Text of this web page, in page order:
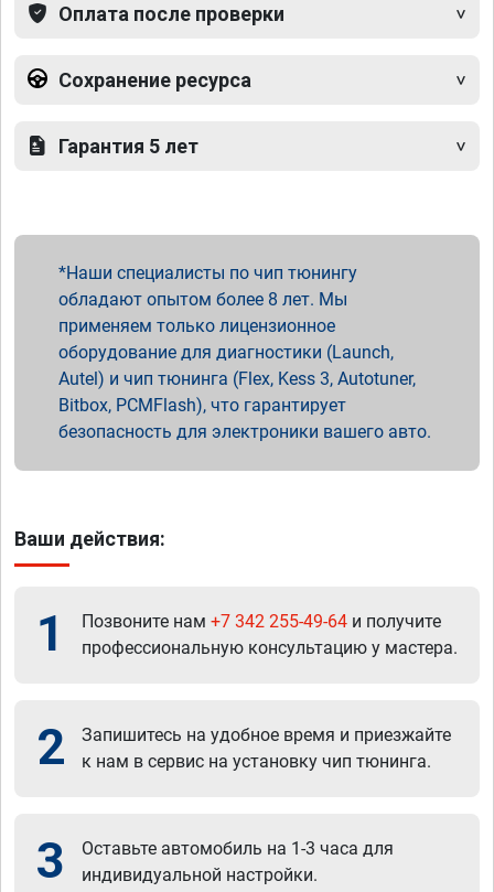
Оплата после проверки
Сохранение ресурса
Гарантия 5 лет
Наши специалисты по чип тюнингу
обладают опытом более 8 лет. Мы
применяем только лицензионное
оборудование для диагностики (Launch,
Autel) и чип тюнинга (Flex, Kess 3, Autotuner,
Bitbox, PCMFlash), что гарантирует
безопасность для электроники вашего авто.
Ваши действия:
1 Позвоните нам +7 342 255-49-64 и получите
профессиональную консультацию у мастера.
2
Запишитесь на удобное время и приезжайте
к нам в сервис на установку чип тюнинга.
3
Оставьте автомобиль на 1-3 часа для
индивидуальной настройки.